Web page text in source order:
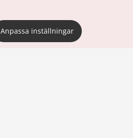
Anpassa inställningar